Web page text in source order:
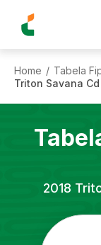
Home / Tabela
Triton Savana
2018